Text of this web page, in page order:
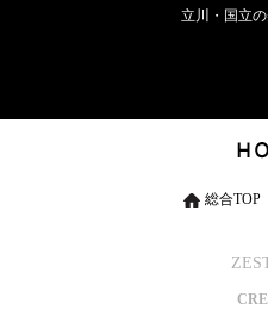
立川・国立の
総合TOP